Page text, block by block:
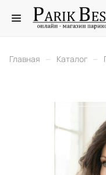
Главная – Каталог –